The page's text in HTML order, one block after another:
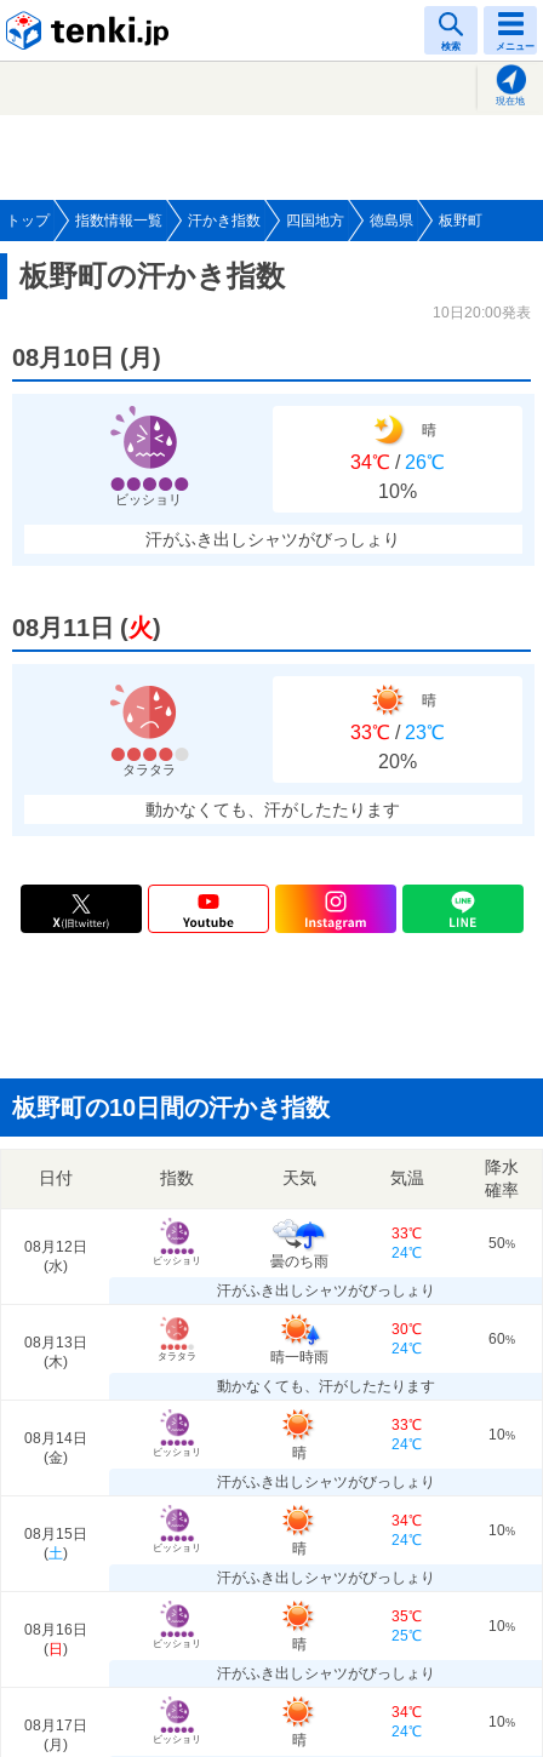
検索 メニュー
現在地
トップ 指数情報一覧 汗かき指数 四国地方 徳島県 板野町
板野町の汗かき指数
10日20:00発表
08月10日 (月 )
ビッショリ
晴
34℃ / 26℃
10%
汗がふき出しシャツがびっしょり
08月11日 (火)
タラタラ
晴
33℃ / 23℃
20%
動かなくても、汗がしたたります
板野町の10日間の汗かき指数
日付 指数 天気 気温
降水
確率
08月12日
(水) ビッショリ 曇のち雨
33℃
24℃
50%
汗がふき出しシャツがびっしょり
08月13日
(木) タラタラ 晴一時雨
30℃
24℃
60%
動かなくても、汗がしたたります
08月14日
(金) ビッショリ 晴
33℃
24℃
10%
汗がふき出しシャツがびっしょり
08月15日
(土) ビッショリ 晴
34℃
24℃
10%
汗がふき出しシャツがびっしょり
08月16日
(日 ) ビッショリ 晴
35℃
25℃
10%
汗がふき出しシャツがびっしょり
08月17日
(月 ) ビッショリ 晴
34℃
24℃
10%